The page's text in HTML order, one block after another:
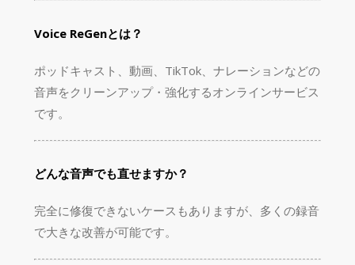
Voice ReGenとは？
ポッドキャスト、動画、TikTok、ナレーションなどの
音声をクリーンアップ・強化するオンラインサービス
です。
どんな音声でも直せますか？
完全に修復できないケースもありますが、多くの録音
で大きな改善が可能です。